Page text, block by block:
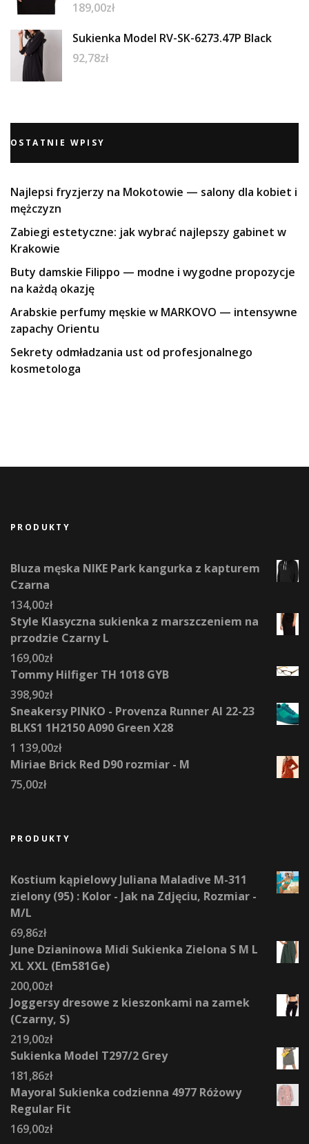
189,00zł
Sukienka Model RV-SK-6273.47P Black
92,78zł
OSTATNIE WPISY
Najlepsi fryzjerzy na Mokotowie — salony dla kobiet i
mężczyzn
Zabiegi estetyczne: jak wybrać najlepszy gabinet w
Krakowie
Buty damskie Filippo — modne i wygodne propozycje
na każdą okazję
Arabskie perfumy męskie w MARKOVO — intensywne
zapachy Orientu
Sekrety odmładzania ust od profesjonalnego
kosmetologa
PRODUKTY
Bluza męska NIKE Park kangurka z kapturem
Czarna
134,00zł
Style Klasyczna sukienka z marszczeniem na
przodzie Czarny L
169,00zł
Tommy Hilfiger TH 1018 GYB
398,90zł
Sneakersy PINKO - Provenza Runner AI 22-23
BLKS1 1H2150 A090 Green X28
1 139,00zł
Miriae Brick Red D90 rozmiar - M
75,00zł
PRODUKTY
Kostium kąpielowy Juliana Maladive M-311
zielony (95) : Kolor - Jak na Zdjęciu, Rozmiar -
M/L
69,86zł
June Dzianinowa Midi Sukienka Zielona S M L
XL XXL (Em581Ge)
200,00zł
Joggersy dresowe z kieszonkami na zamek
(Czarny, S)
219,00zł
Sukienka Model T297/2 Grey
181,86zł
Mayoral Sukienka codzienna 4977 Różowy
Regular Fit
169,00zł